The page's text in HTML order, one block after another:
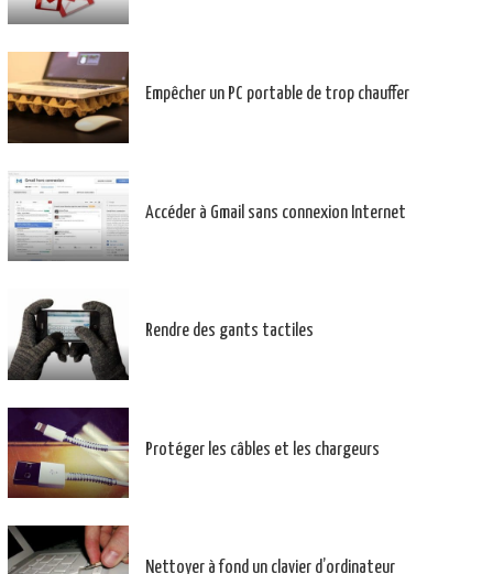
Empêcher un PC portable de trop chauffer
Accéder à Gmail sans connexion Internet
Rendre des gants tactiles
Protéger les câbles et les chargeurs
Nettoyer à fond un clavier d’ordinateur